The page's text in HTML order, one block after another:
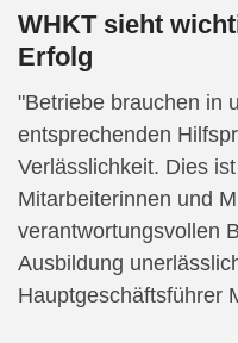
WHKT sieht
Erfolg
"Betriebe brauchen in
entsprechenden
Verlässlichkeit. Dies
Mitarbeiterinnen und
verantwortungsvollen
Ausbildung
Hauptgeschäftsführer